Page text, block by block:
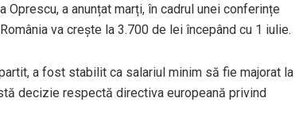
a anunțat marți, în cadrul unei conferințe
va crește la 3.700 de lei începând cu 1 iulie.
a fost stabilit ca salariul minim să fie majorat la
decizie respectă directiva europeană privind